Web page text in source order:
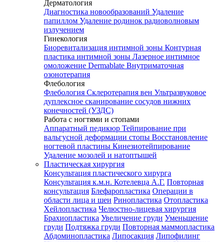
Дерматология
Диагностика новообразований Удаление
папиллом Удаление родинок радиоволновым
излучением
Гинекология
Биоревитализация интимной зоны Контурная
пластика интимной зоны Лазерное интимное
омоложение Dermablate Внутриматочная
озонотерапия
Флебология
Флебология Склеротерапия вен Ультразвуковое
дуплексное сканирование сосудов нижних
конечностей (УЗДС)
Работа с ногтями и стопами
Аппаратный педикюр Тейпирование при
вальгусной деформации стопы Восстановление
ногтевой пластины Кинезиотейпирование
Удаление мозолей и натоптышей
Пластическая хирургия
Консультация пластического хирурга
Консультация к.м.н. Котелевца А.Г. Повторная
консультация Блефаропластика Операции в
области лица и шеи Ринопластика Отопластика
Хейлопластика Челюстно-лицевая хирургия
Брахиопластика Увеличение груди Уменьшение
груди Подтяжка груди Повторная маммопластика
Абдоминопластика Липосакция Липофилинг